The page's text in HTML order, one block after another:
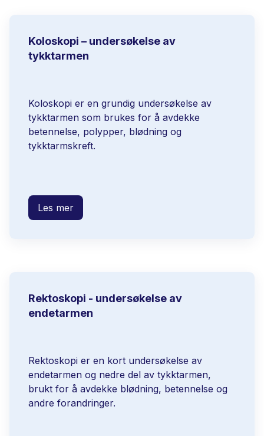
Koloskopi – undersøkelse av
tykktarmen
Koloskopi er en grundig undersøkelse av
tykktarmen som brukes for å avdekke
betennelse, polypper, blødning og
tykktarmskreft.
Les mer
Rektoskopi - undersøkelse av
endetarmen
Rektoskopi er en kort undersøkelse av
endetarmen og nedre del av tykktarmen,
brukt for å avdekke blødning, betennelse og
andre forandringer.